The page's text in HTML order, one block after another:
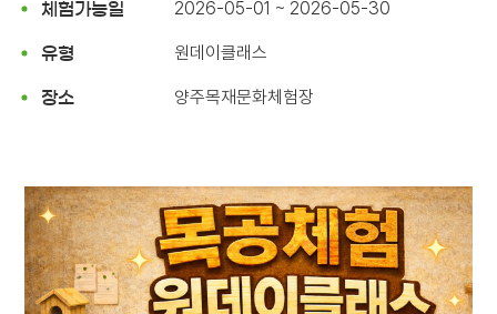
체험가능일 2026-05-01 ~ 2026-05-30
유형 원데이클래스
장소 양주목재문화체험장